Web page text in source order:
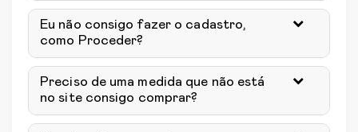
Eu não consigo fazer o cadastro,
como Proceder?
Preciso de uma medida que não está
no site consigo comprar?